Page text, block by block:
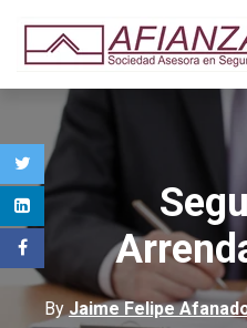
ByJaime Felipe